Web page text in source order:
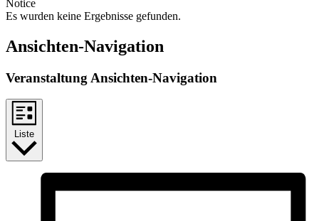
Notice
Es wurden keine Ergebnisse gefunden.
Ansichten-Navigation
Veranstaltung Ansichten-Navigation
Liste